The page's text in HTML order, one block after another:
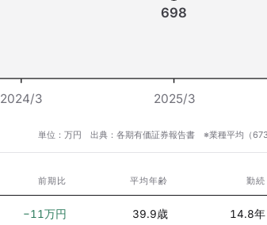
698
2024/3 2025/3
単位：万円 出典：各期有価証券報告書 ※業種平均（
前期比 平均年齢 勤続
−11万円 39.9歳 14.8年